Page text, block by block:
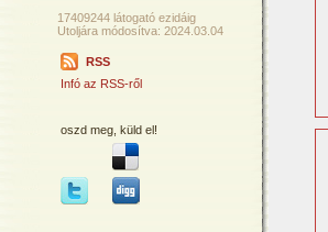
17409244 látogató ezidáig
Utoljára módosítva: 2024.03.04
RSS
Infó az RSS-ről
oszd meg, küld el!